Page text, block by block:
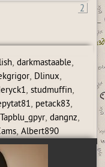
2
,darkmastaable,
, Dlinux,
, studmuffin,
, petack83,
,dangnz,
, Albert890